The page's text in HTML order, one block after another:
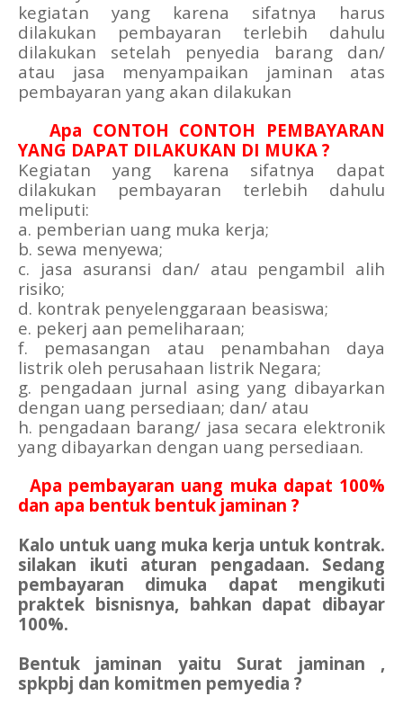
kegiatan yang karena sifatnya harus
dilakukan pembayaran terlebih dahulu
dilakukan setelah penyedia barang dan/
atau jasa menyampaikan jaminan atas
pembayaran yang akan dilakukan
Apa CONTOH CONTOH PEMBAYARAN
YANG DAPAT DILAKUKAN DI MUKA ?
Kegiatan yang karena sifatnya dapat
dilakukan pembayaran terlebih dahulu
meliputi:
a. pemberian uang muka kerja;
b. sewa menyewa;
c. jasa asuransi dan/ atau pengambil alih
risiko;
d. kontrak penyelenggaraan beasiswa;
e. pekerj aan pemeliharaan;
f. pemasangan atau penambahan daya
listrik oleh perusahaan listrik Negara;
g. pengadaan jurnal asing yang dibayarkan
dengan uang persediaan; dan/ atau
h. pengadaan barang/ jasa secara elektronik
yang dibayarkan dengan uang persediaan.
Apa pembayaran uang muka dapat 100%
dan apa bentuk bentuk jaminan ?
Kalo untuk uang muka kerja untuk kontrak.
silakan ikuti aturan pengadaan. Sedang
pembayaran dimuka dapat mengikuti
praktek bisnisnya, bahkan dapat dibayar
100%.
Bentuk jaminan yaitu Surat jaminan ,
spkpbj dan komitmen pemyedia ?